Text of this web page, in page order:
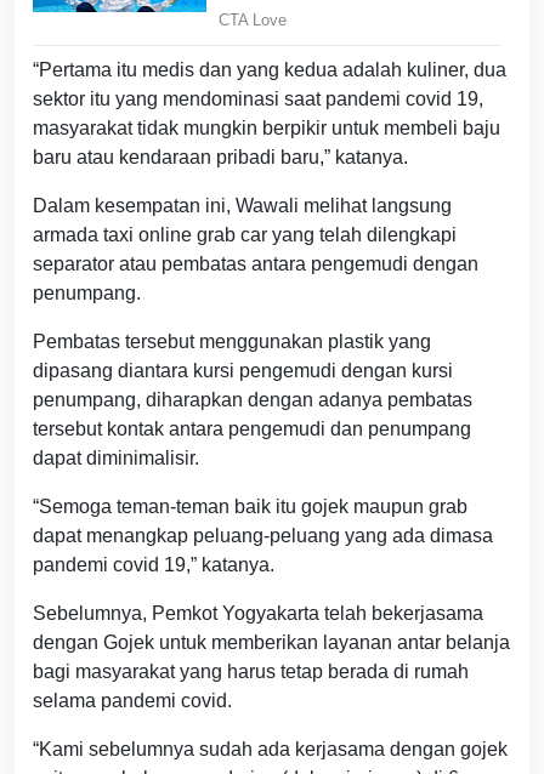
“Pertama itu medis dan yang kedua adalah kuliner, dua
sektor itu yang mendominasi saat pandemi covid 19,
masyarakat tidak mungkin berpikir untuk membeli baju
baru atau kendaraan pribadi baru,” katanya.
Dalam kesempatan ini, Wawali melihat langsung
armada taxi online grab car yang telah dilengkapi
separator atau pembatas antara pengemudi dengan
penumpang.
Pembatas tersebut menggunakan plastik yang
dipasang diantara kursi pengemudi dengan kursi
penumpang, diharapkan dengan adanya pembatas
tersebut kontak antara pengemudi dan penumpang
dapat diminimalisir.
“Semoga teman-teman baik itu gojek maupun grab
dapat menangkap peluang-peluang yang ada dimasa
pandemi covid 19,” katanya.
Sebelumnya, Pemkot Yogyakarta telah bekerjasama
dengan Gojek untuk memberikan layanan antar belanja
bagi masyarakat yang harus tetap berada di rumah
selama pandemi covid.
“Kami sebelumnya sudah ada kerjasama dengan gojek